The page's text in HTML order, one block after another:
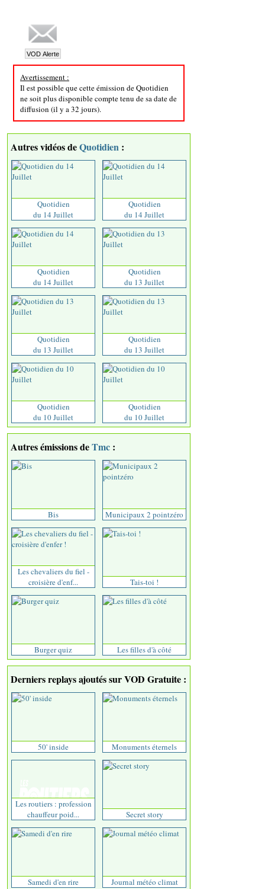
Avertissement :
Il est possible que cette émission de Quotidien
ne soit plus disponible compte tenu de sa date de
diffusion (il y a 32 jours).
Autres vidéos deQuotidien :
Quotidien
du 14 Juillet
Quotidien
du 14 Juillet
Quotidien
du 14 Juillet
Quotidien
du 13 Juillet
Quotidien
du 13 Juillet
Quotidien
du 13 Juillet
Quotidien
du 10 Juillet
Quotidien
du 10 Juillet
Autres émissions deTmc :
Bis Municipaux 2 pointzéro
Les chevaliers du fiel -
croisière d'enf...
Tais-toi !
Burger quiz Les filles d'à côté
Derniers replays ajoutés sur VOD Gratuite :
50' inside Monuments éternels
Les routiers : profession
chauffeur poid...
Secret story
Samedi d'en rire Journal météo climat